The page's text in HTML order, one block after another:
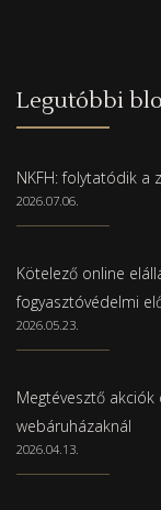
Legutóbbi
NKFH: folytatódik a
2026.07.06.
Kötelező online
fogyasztóvédelmi
2026.05.23.
Megtévesztő akciók
webáruházaknál
2026.04.13.